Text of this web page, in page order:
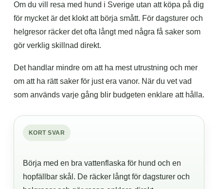
Om du vill resa med hund i Sverige utan att köpa på dig
för mycket är det klokt att börja smått. För dagsturer och
helgresor räcker det ofta långt med några få saker som
gör verklig skillnad direkt.
Det handlar mindre om att ha mest utrustning och mer
om att ha rätt saker för just era vanor. När du vet vad
som används varje gång blir budgeten enklare att hålla.
KORT SVAR
Börja med en bra vattenflaska för hund och en
hopfällbar skål. De räcker långt för dagsturer och